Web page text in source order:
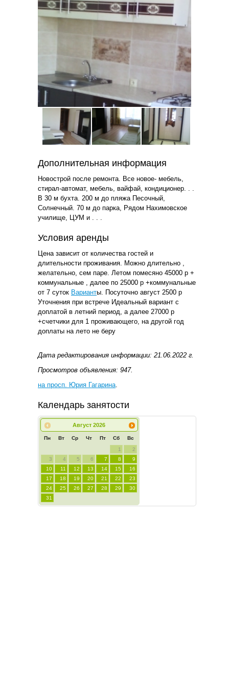
Дополнительная информация
Новострой после ремонта. Все новое- мебель,
стирал-автомат, мебель, вайфай, кондиционер. . .
В 30 м бухта. 200 м до пляжа Песочный,
Солнечный. 70 м до парка, Рядом Нахимовское
училище, ЦУМ и . . .
Условия аренды
Цена зависит от количества гостей и
длительности проживания. Можно длительно ,
желательно, сем паре. Летом помесяно 45000 р +
коммунальные , далее по 25000 р +коммунальные
от 7 суток Варианты. Посуточно август 2500 р
Уточнения при встрече Идеальный вариант с
доплатой в летний период, а далее 27000 р
+счетчики для 1 проживающего, на другой год
доплаты на лето не беру
Дата редактирования информации: 21.06.2022 г.
Просмотров объявления: 947.
на просп. Юрия Гагарина
Календарь занятости
Август 2026
Пн Вт Ср Чт Пт Сб Вс
1
2
3
4 5 6 7 8
9
10
11 12 13 14 15
16
17
18 19 20 21 22
23
24
25 26 27 28 29
30
31